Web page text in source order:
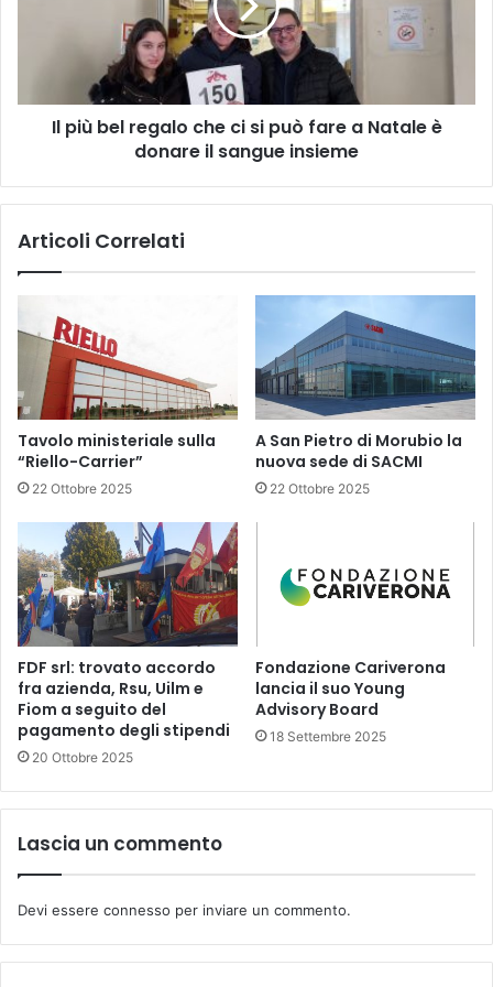
fare
sangue
Il più bel regalo che ci si può fare a Natale è
donare il sangue insieme
Articoli Correlati
Tavolo ministeriale sulla
“Riello-Carrier”
22 Ottobre 2025
A San Pietro di Morubio la
nuova sede di SACMI
22 Ottobre 2025
FDF srl: trovato accordo
fra azienda, Rsu, Uilm e
Fiom a seguito del
pagamento degli stipendi
20 Ottobre 2025
Fondazione Cariverona
lancia il suo Young
Advisory Board
18 Settembre 2025
Lascia un commento
Devi essere connesso per inviare un commento.